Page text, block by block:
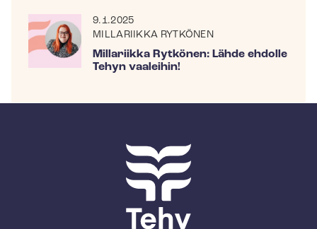
9.1.2025
MILLARIIKKA RYTKÖNEN
Millariikka Rytkönen: Lähde ehdolle
Tehyn vaaleihin!